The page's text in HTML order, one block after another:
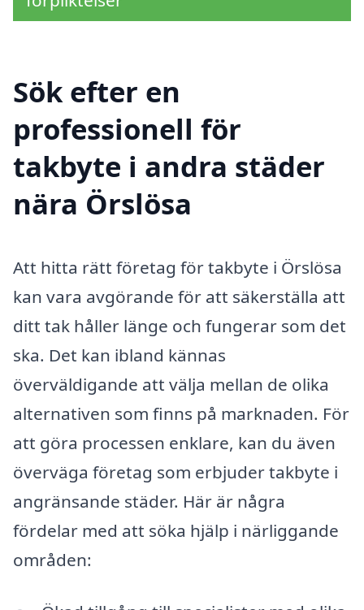
Sök efter en
professionell för
takbyte i andra städer
nära Örslösa
Att hitta rätt företag för takbyte i Örslösa
kan vara avgörande för att säkerställa att
ditt tak håller länge och fungerar som det
ska. Det kan ibland kännas
överväldigande att välja mellan de olika
alternativen som finns på marknaden. För
att göra processen enklare, kan du även
överväga företag som erbjuder takbyte i
angränsande städer. Här är några
fördelar med att söka hjälp i närliggande
områden: